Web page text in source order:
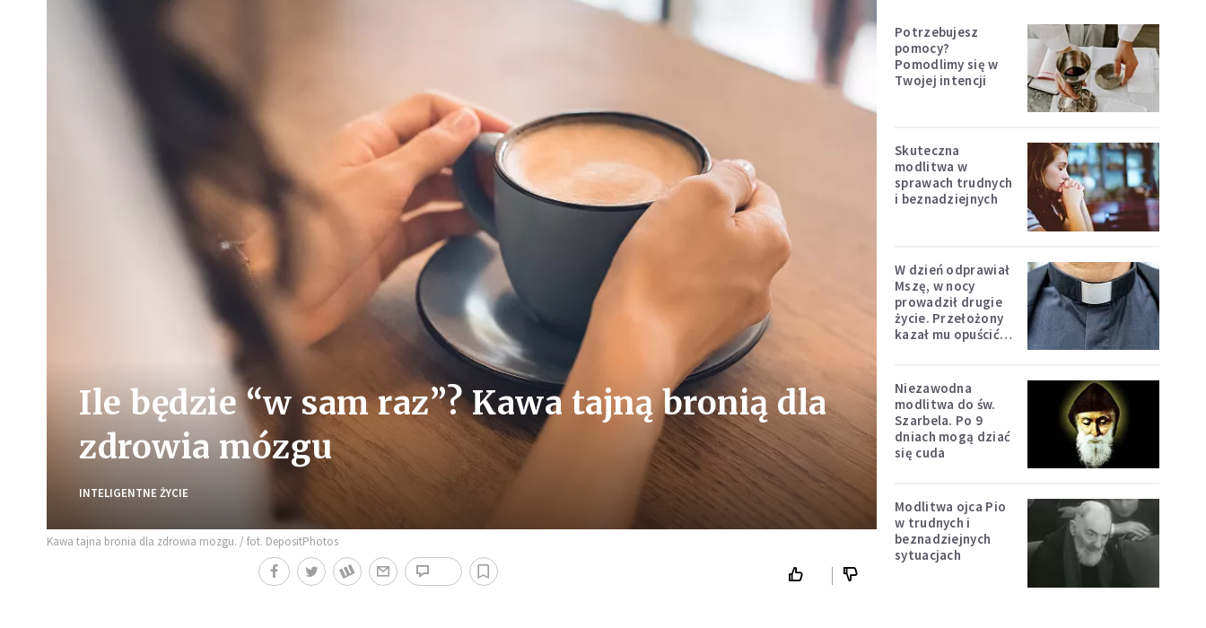
Ile będzie “w sam raz”? Kawa tajną bronią dla
zdrowia mózgu
INTELIGENTNE ŻYCIE
Kawa tajna bronia dla zdrowia mozgu. / fot. DepositPhotos
Potrzebujesz
pomocy?
Pomodlimy się w
Twojej intencji
Skuteczna
modlitwa w
sprawach trudnych
i beznadziejnych
W dzień odprawiał
Mszę, w nocy
prowadził drugie
życie. Przełożony
kazał mu opuścić
Niezawodna
modlitwa do św.
Szarbela. Po 9
dniach mogą dziać
się cuda
Modlitwa ojca Pio
w trudnych i
beznadziejnych
sytuacjach